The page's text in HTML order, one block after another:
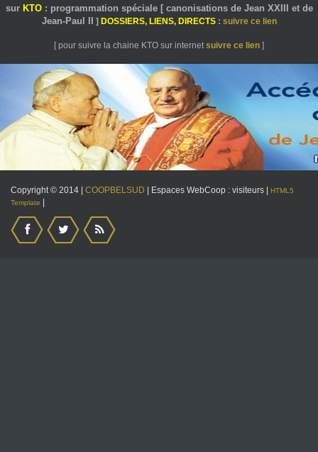
sur KTO: programmation spéciale [ canonisations de Jean XXIII et de
Jean-Paul II
] DOSSIERS, LIENS, DIRECTS: suivre ce lien
[ pour suivre la chaine KTO sur internetsuivre ce lien ]
Copyright © 2014 | COOPBELSUD | Espaces WebCoop : visiteurs |
HTML5
Template